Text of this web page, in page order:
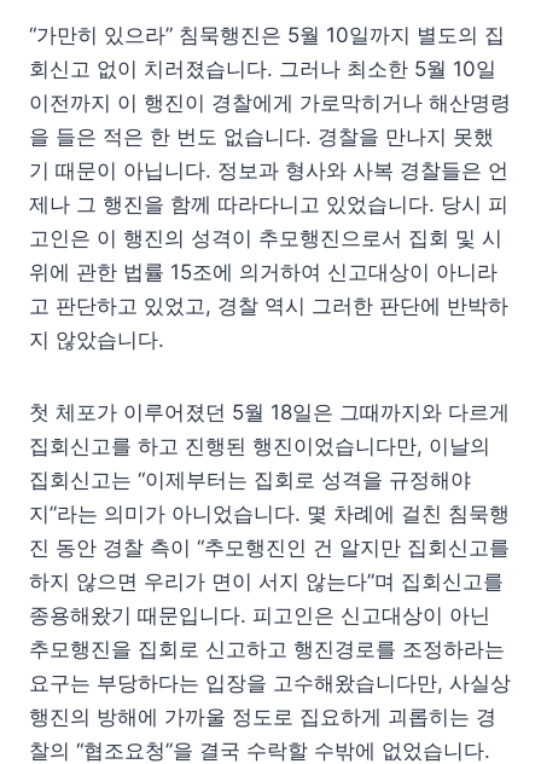
“가만히 있으라” 침묵행진은 5월 10일까지 별도의 집
회신고 없이 치러졌습니다. 그러나 최소한 5월 10일
이전까지 이 행진이 경찰에게 가로막히거나 해산명령
을 들은 적은 한 번도 없습니다. 경찰을 만나지 못했
기 때문이 아닙니다. 정보과 형사와 사복 경찰들은 언
제나 그 행진을 함께 따라다니고 있었습니다. 당시 피
고인은 이 행진의 성격이 추모행진으로서 집회 및 시
위에 관한 법률 15조에 의거하여 신고대상이 아니라
고 판단하고 있었고, 경찰 역시 그러한 판단에 반박하
지 않았습니다.
첫 체포가 이루어졌던 5월 18일은 그때까지와 다르게
집회신고를 하고 진행된 행진이었습니다만, 이날의
집회신고는 “이제부터는 집회로 성격을 규정해야
지”라는 의미가 아니었습니다. 몇 차례에 걸친 침묵행
진 동안 경찰 측이 “추모행진인 건 알지만 집회신고를
하지 않으면 우리가 면이 서지 않는다”며 집회신고를
종용해왔기 때문입니다. 피고인은 신고대상이 아닌
추모행진을 집회로 신고하고 행진경로를 조정하라는
요구는 부당하다는 입장을 고수해왔습니다만, 사실상
행진의 방해에 가까울 정도로 집요하게 괴롭히는 경
찰의 “협조요청”을 결국 수락할 수밖에 없었습니다.